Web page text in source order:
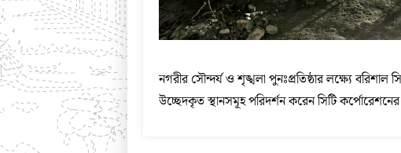
নগরীর সৌন্দর্য ও শৃঙ্খলা পুনঃপ্রতিষ্ঠার লক্ষ্যে
উচ্ছেদকৃত স্থানসমূহ পরিদর্শন করেন সিটি